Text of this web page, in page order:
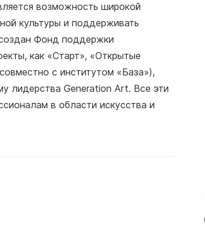
возможность широкой
культуры и поддерживать
Фонд поддержки
как «Старт», «Открытые
с институтом «База»),
лидерства Generation Art. Все эти
в области искусства и